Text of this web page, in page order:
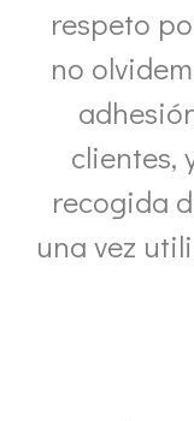
respeto
no
clientes,
recogida
una vez